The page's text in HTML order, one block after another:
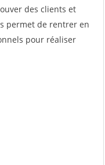
des clients et
permet de rentrer en
pour réaliser